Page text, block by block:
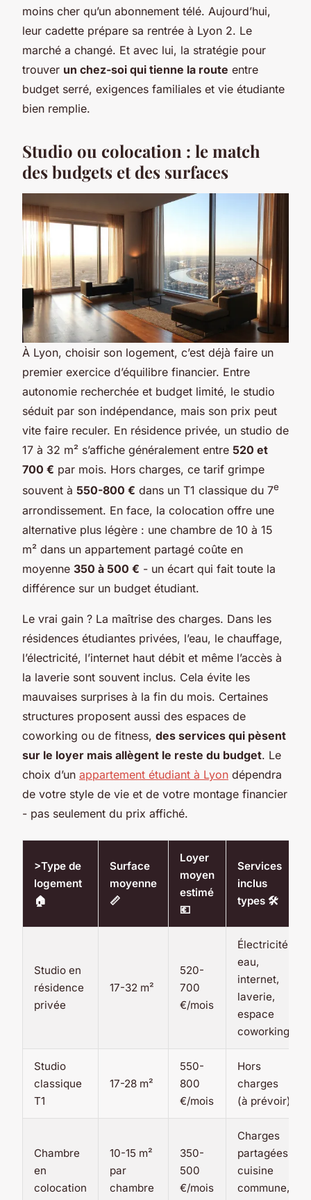
moins cher qu’un abonnement télé. Aujourd’hui,
leur cadette prépare sa rentrée à Lyon 2. Le
marché a changé. Et avec lui, la stratégie pour
trouver un chez-soi qui tienne la route entre
budget serré, exigences familiales et vie étudiante
bien remplie.
Studio ou colocation : le match
des budgets et des surfaces
À Lyon, choisir son logement, c’est déjà faire un
premier exercice d’équilibre financier. Entre
autonomie recherchée et budget limité, le studio
séduit par son indépendance, mais son prix peut
vite faire reculer. En résidence privée, un studio de
17 à 32 m² s’affiche généralement entre 520 et
700 € par mois. Hors charges, ce tarif grimpe
souvent à 550-800 € dans un T1 classique du 7e
arrondissement. En face, la colocation offre une
alternative plus légère : une chambre de 10 à 15
m² dans un appartement partagé coûte en
moyenne 350 à 500 € - un écart qui fait toute la
différence sur un budget étudiant.
Le vrai gain ? La maîtrise des charges. Dans les
résidences étudiantes privées, l’eau, le chauffage,
l’électricité, l’internet haut débit et même l’accès à
la laverie sont souvent inclus. Cela évite les
mauvaises surprises à la fin du mois. Certaines
structures proposent aussi des espaces de
coworking ou de fitness, des services qui pèsent
sur le loyer mais allègent le reste du budget. Le
choix d’un appartement étudiant à Lyon dépendra
de votre style de vie et de votre montage financier
- pas seulement du prix affiché.
>Type de
logement
🏠
Surface
moyenne
📏
Loyer
moyen
estimé
💶
Services
inclus
types 🛠️
Studio en
résidence
privée
17-32 m²
520-
700
€/mois
Électricité,
eau,
internet,
laverie,
espace
coworking
Studio
classique
T1
17-28 m²
550-
800
€/mois
Hors
charges
(à prévoir)
Chambre
en
colocation
10-15 m²
par
chambre
350-
500
€/mois
Charges
partagées,
cuisine
commune,